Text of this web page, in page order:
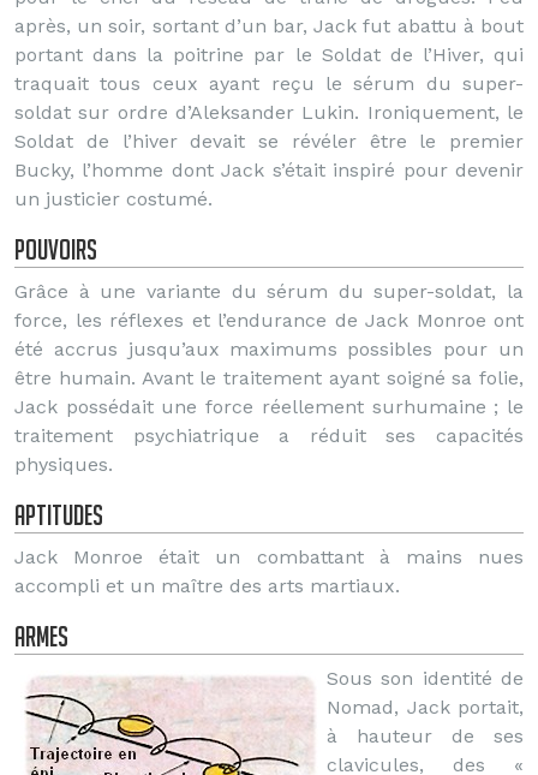
après, un soir, sortant d’un bar, Jack fut abattu à bout
portant dans la poitrine par le Soldat de l’Hiver, qui
traquait tous ceux ayant reçu le sérum du super-
soldat sur ordre d’Aleksander Lukin. Ironiquement, le
Soldat de l’hiver devait se révéler être le premier
Bucky, l’homme dont Jack s’était inspiré pour devenir
un justicier costumé.
Pouvoirs
Grâce à une variante du sérum du super-soldat, la
force, les réflexes et l’endurance de Jack Monroe ont
été accrus jusqu’aux maximums possibles pour un
être humain. Avant le traitement ayant soigné sa folie,
Jack possédait une force réellement surhumaine ; le
traitement psychiatrique a réduit ses capacités
physiques.
Aptitudes
Jack Monroe était un combattant à mains nues
accompli et un maître des arts martiaux.
Armes
Sous son identité de
Nomad, Jack portait,
à hauteur de ses
clavicules, des «